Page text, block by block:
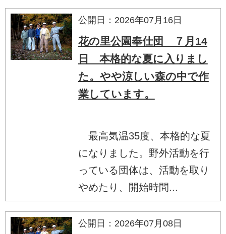
公開日：2026年07月16日
花の里公園奉仕団 ７月14
日 本格的な夏に入りまし
た。やや涼しい森の中で作
業しています。
最高気温35度、本格的な夏
になりました。野外活動を行
っている団体は、活動を取り
やめたり、開始時間...
公開日：2026年07月08日